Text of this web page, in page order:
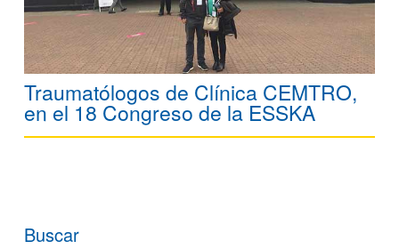
Traumatólogos de Clínica CEMTRO,
en el 18 Congreso de la ESSKA
Buscar